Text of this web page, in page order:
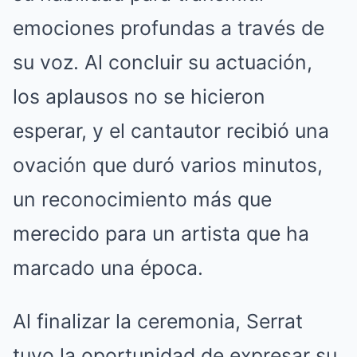
emociones profundas a través de
su voz. Al concluir su actuación,
los aplausos no se hicieron
esperar, y el cantautor recibió una
ovación que duró varios minutos,
un reconocimiento más que
merecido para un artista que ha
marcado una época.
Al finalizar la ceremonia, Serrat